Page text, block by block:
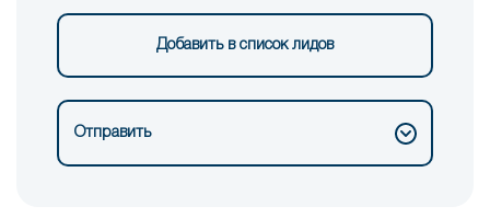
Добавить в список лидов
Отправить